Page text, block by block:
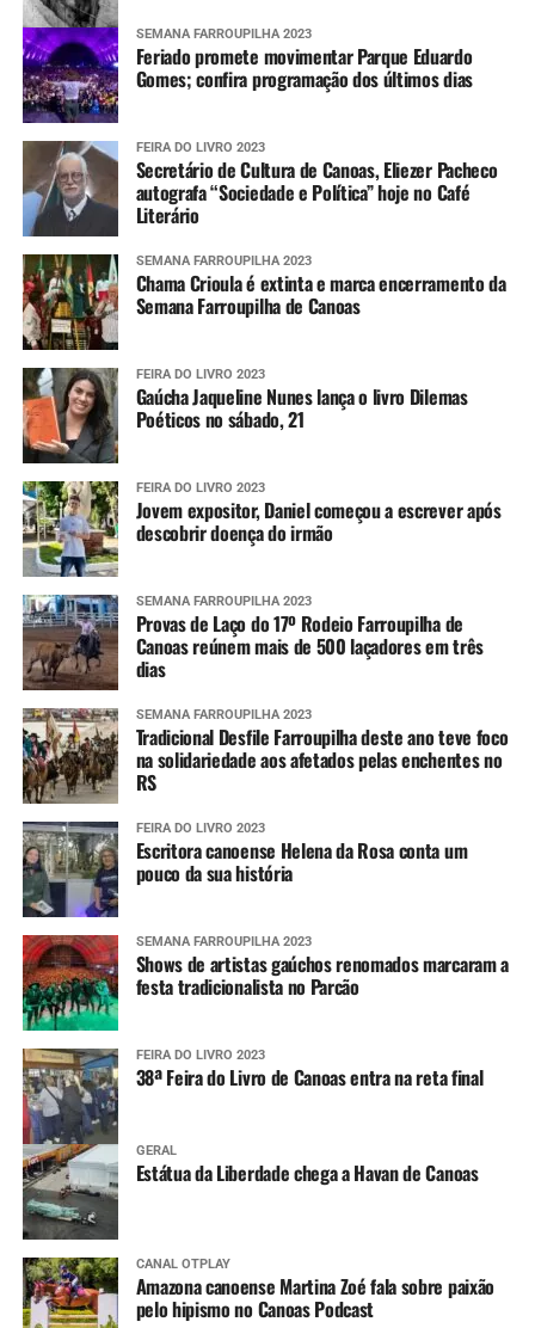
SEMANA FARROUPILHA 2023
Feriado promete movimentar Parque Eduardo
Gomes; confira programação dos últimos dias
FEIRA DO LIVRO 2023
Secretário de Cultura de Canoas, Eliezer Pacheco
autografa “Sociedade e Política” hoje no Café
Literário
SEMANA FARROUPILHA 2023
Chama Crioula é extinta e marca encerramento da
Semana Farroupilha de Canoas
FEIRA DO LIVRO 2023
Gaúcha Jaqueline Nunes lança o livro Dilemas
Poéticos no sábado, 21
FEIRA DO LIVRO 2023
Jovem expositor, Daniel começou a escrever após
descobrir doença do irmão
SEMANA FARROUPILHA 2023
Provas de Laço do 17º Rodeio Farroupilha de
Canoas reúnem mais de 500 laçadores em três
dias
SEMANA FARROUPILHA 2023
Tradicional Desfile Farroupilha deste ano teve foco
na solidariedade aos afetados pelas enchentes no
RS
FEIRA DO LIVRO 2023
Escritora canoense Helena da Rosa conta um
pouco da sua história
SEMANA FARROUPILHA 2023
Shows de artistas gaúchos renomados marcaram a
festa tradicionalista no Parcão
FEIRA DO LIVRO 2023
38ª Feira do Livro de Canoas entra na reta final
GERAL
Estátua da Liberdade chega a Havan de Canoas
CANAL OTPLAY
Amazona canoense Martina Zoé fala sobre paixão
pelo hipismo no Canoas Podcast